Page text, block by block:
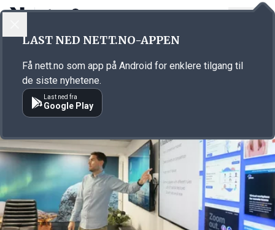
Annonsørinnhold
LAST NED NETT.NO-APPEN
Få nett.no som app på Android for enklere tilgang til
de siste nyhetene.
Last ned fra
Google Play